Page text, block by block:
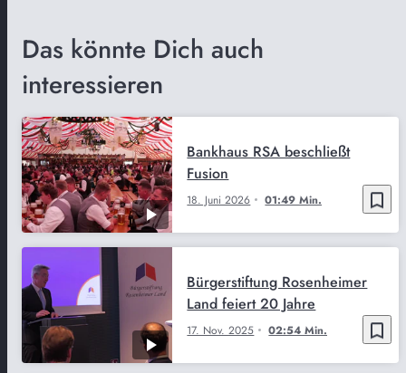
Das könnte Dich auch
interessieren
bookmark_border
18. Juni 2026 01:49 Min.
Bankhaus RSA beschließt
Fusion
bookmark_border
17. Nov. 2025 02:54 Min.
Bürgerstiftung Rosenheimer
Land feiert 20 Jahre